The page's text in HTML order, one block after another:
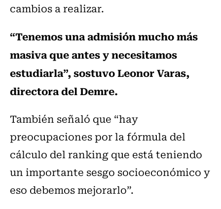
cambios a realizar.
“Tenemos una admisión mucho más
masiva que antes y necesitamos
estudiarla”, sostuvo Leonor Varas,
directora del Demre.
También señaló que “hay
preocupaciones por la fórmula del
cálculo del ranking que está teniendo
un importante sesgo socioeconómico y
eso debemos mejorarlo”.